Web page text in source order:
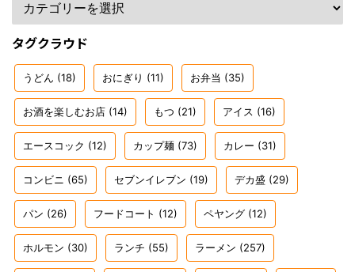
タグクラウド
うどん (18) おにぎり (11) お弁当 (35)
お酒を楽しむお店 (14) もつ (21) アイス (16)
エースコック (12) カップ麺 (73) カレー (31)
コンビニ (65) セブンイレブン (19) デカ盛 (29)
パン (26) フードコート (12) ペヤング (12)
ホルモン (30) ランチ (55) ラーメン (257)